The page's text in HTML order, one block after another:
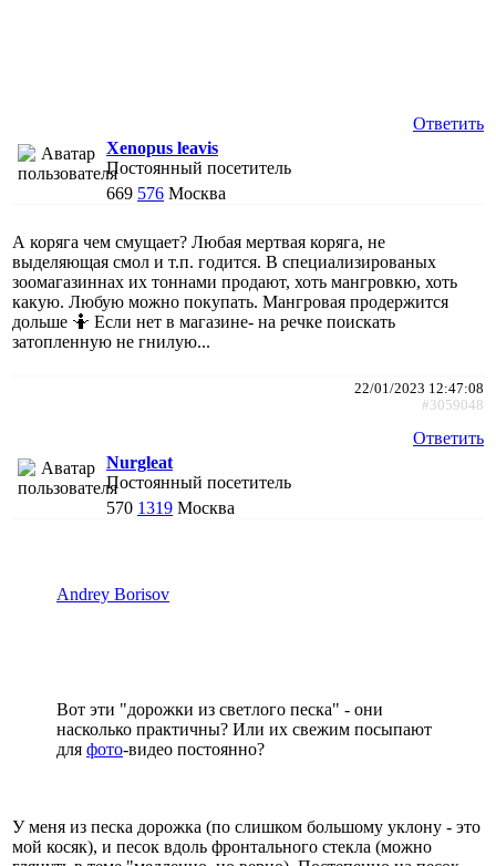
Ответить
Xenopus leavis
Постоянный посетитель
669 576 Москва
А коряга чем смущает? Любая мертвая коряга, не
выделяющая смол и т.п. годится. В специализированых
зоомагазиннах их тоннами продают, хоть мангровкю, хоть
какую. Любую можно покупать. Мангровая продержится
дольше 🤷 Если нет в магазине- на речке поискать
затопленную не гнилую...
22/01/2023 12:47:08
#3059048
Ответить
Nurgleat
Постоянный посетитель
570 1319 Москва
Andrey Borisov
Вот эти "дорожки из светлого песка" - они
насколько практичны? Или их свежим посыпают
для фото-видео постоянно?
У меня из песка дорожка (по слишком большому уклону - это
мой косяк), и песок вдоль фронтального стекла (можно